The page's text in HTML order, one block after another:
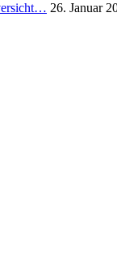
26. Januar